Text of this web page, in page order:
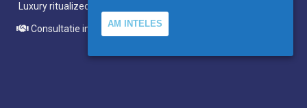
Luxury ritualized meditations
Consultatie individualaAM INTELES